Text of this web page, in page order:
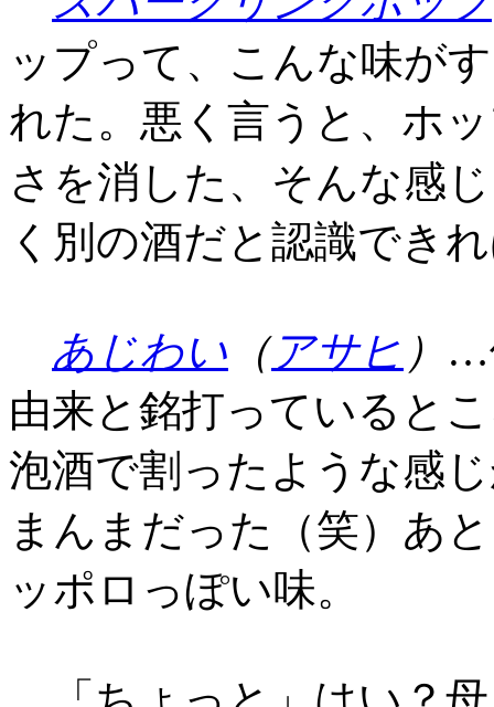
ップって、こんな味が
れた。悪く言うと、ホ
さを消した、そんな感
く別の酒だと認識でき
あじわい （アサヒ ） …
由来と銘打っていると
泡酒で割ったような感
まんまだった（笑）あ
ッポロっぽい味。